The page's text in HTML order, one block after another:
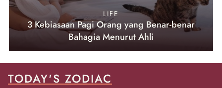
LIFE
3 Kebiasaan Pagi Orang yang Benar-benar
Bahagia Menurut Ahli
TODAY'S ZODIAC